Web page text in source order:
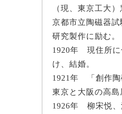
（現、東京工大）
京都市立陶磁器試
研究製作に励む。
1920年 現住所に
け、結婚。
1921年 「創作陶
東京と大阪の高島
1926年 柳宋悦、